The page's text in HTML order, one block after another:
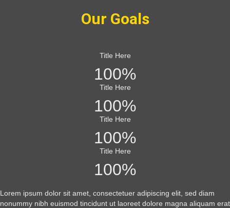
Our Goals
Title Here
100%
Title Here
100%
Title Here
100%
Title Here
100%
Lorem ipsum dolor sit amet, consectetuer adipiscing elit, sed diam
nonummy nibh euismod tincidunt ut laoreet dolore magna aliquam erat